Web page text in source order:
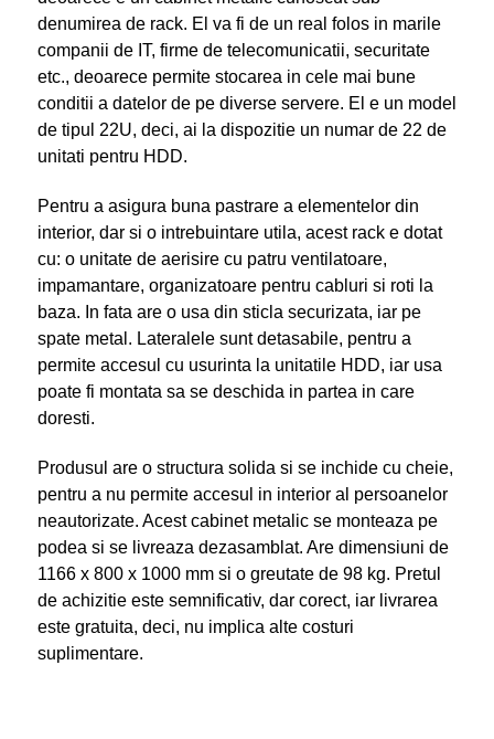
denumirea de rack. El va fi de un real folos in marile
companii de IT, firme de telecomunicatii, securitate
etc., deoarece permite stocarea in cele mai bune
conditii a datelor de pe diverse servere. El e un model
de tipul 22U, deci, ai la dispozitie un numar de 22 de
unitati pentru HDD.
Pentru a asigura buna pastrare a elementelor din
interior, dar si o intrebuintare utila, acest rack e dotat
cu: o unitate de aerisire cu patru ventilatoare,
impamantare, organizatoare pentru cabluri si roti la
baza. In fata are o usa din sticla securizata, iar pe
spate metal. Lateralele sunt detasabile, pentru a
permite accesul cu usurinta la unitatile HDD, iar usa
poate fi montata sa se deschida in partea in care
doresti.
Produsul are o structura solida si se inchide cu cheie,
pentru a nu permite accesul in interior al persoanelor
neautorizate. Acest cabinet metalic se monteaza pe
podea si se livreaza dezasamblat. Are dimensiuni de
1166 x 800 x 1000 mm si o greutate de 98 kg. Pretul
de achizitie este semnificativ, dar corect, iar livrarea
este gratuita, deci, nu implica alte costuri
suplimentare.